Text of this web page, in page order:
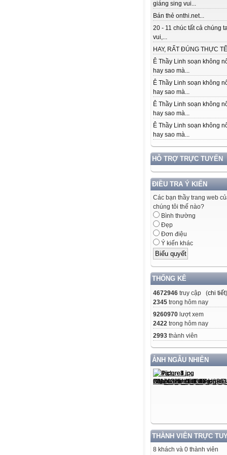
giáng sing vui...
Bán thẻ onthi.net...
20 - 11 chúc tất cả chúng
vui,...
HAY, RẤT ĐÚNG THỰC
Ê Thầy Linh soạn không
hay sao mà...
Ê Thầy Linh soạn không
hay sao mà...
Ê Thầy Linh soạn không
hay sao mà...
Ê Thầy Linh soạn không
hay sao mà...
HỖ TRỢ TRỰC TUYẾN
ĐIỀU TRA Ý KIẾN
Các bạn thầy trang web
chúng tôi thế nào?
Bình thường
Đẹp
Đơn điệu
Ý kiến khác
THỐNG KÊ
4672946 truy cập (chi tiết)
2345 trong hôm nay
9260970 lượt xem
2422 trong hôm nay
2993 thành viên
ẢNH NGẪU NHIÊN
THÀNH VIÊN TRỰC
8 khách và 0 thành viên